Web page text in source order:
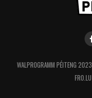
WALPROGRAMM PÉITENG 2023
FRO.LU